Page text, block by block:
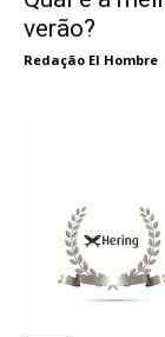
verão?
Redação El Hombre